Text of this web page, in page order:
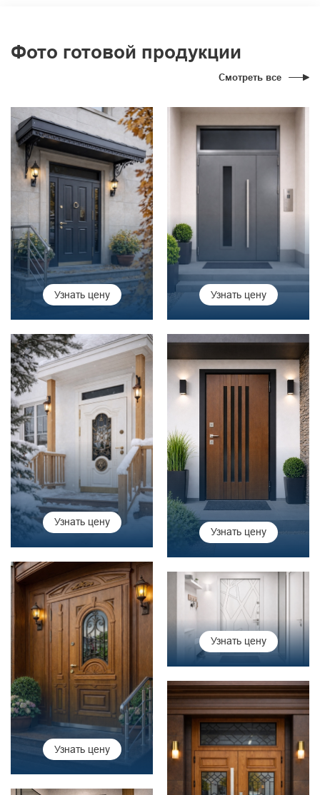
Фото готовой продукции
Смотреть все
Узнать цену Узнать цену
Узнать цену
Узнать цену
Узнать цену
Узнать цену